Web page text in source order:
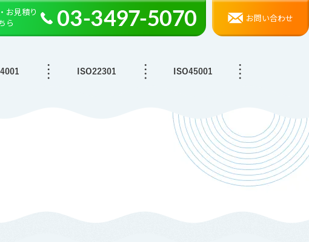
お見積り
ら
お問い合わせ
ISO22301 ISO45001